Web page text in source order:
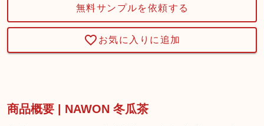
無料サンプルを依頼する
お気に入りに追加
商品概要 | NAWON 冬瓜茶